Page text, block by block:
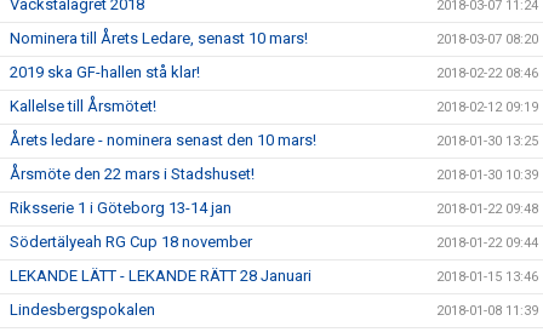
Vackstalägret 2018 2018-03-07 11:24
Nominera till Årets Ledare, senast 10 mars! 2018-03-07 08:20
2019 ska GF-hallen stå klar! 2018-02-22 08:46
Kallelse till Årsmötet! 2018-02-12 09:19
Årets ledare - nominera senast den 10 mars! 2018-01-30 13:25
Årsmöte den 22 mars i Stadshuset! 2018-01-30 10:39
Riksserie 1 i Göteborg 13-14 jan 2018-01-22 09:48
Södertälyeah RG Cup 18 november 2018-01-22 09:44
LEKANDE LÄTT - LEKANDE RÄTT 28 Januari 2018-01-15 13:46
Lindesbergspokalen 2018-01-08 11:39